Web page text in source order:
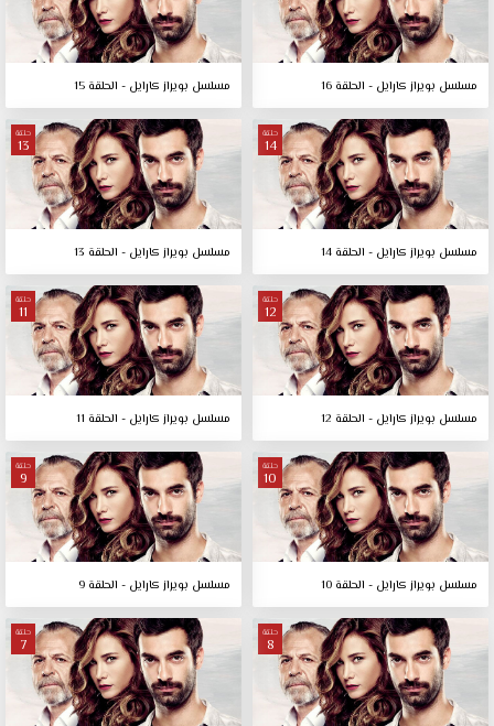
مسلسل بويراز كارايل - الحلقة 16 مسلسل بويراز كارايل - الحلقة 15
حلقة
14
مسلسل بويراز كارايل - الحلقة 14
حلقة
13
مسلسل بويراز كارايل - الحلقة 13
حلقة
12
مسلسل بويراز كارايل - الحلقة 12
حلقة
11
مسلسل بويراز كارايل - الحلقة 11
حلقة
10
مسلسل بويراز كارايل - الحلقة 10
حلقة
9
مسلسل بويراز كارايل - الحلقة 9
حلقة
8
حلقة
7